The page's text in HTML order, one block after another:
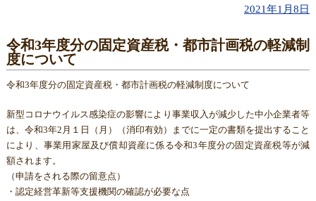
2021年1月8日
令和3年度分の固定資産税・都市計画税の軽減制
度について
令和3年度分の固定資産税・都市計画税の軽減制度について
新型コロナウイルス感染症の影響により事業収入が減少した中小企業者等
は、令和3年2月１日（月）（消印有効）までに一定の書類を提出すること
により、事業用家屋及び償却資産に係る令和3年度分の固定資産税等が減
額されます。
（申請をされる際の留意点）
・認定経営革新等支援機関の確認が必要な点